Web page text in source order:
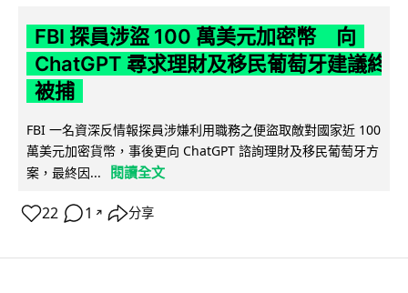
FBI 探員涉盜 100 萬美元加密幣 向
ChatGPT 尋求理財及移民葡萄牙建議終
被捕
FBI 一名資深反情報探員涉嫌利用職務之便盜取敵對國家近 100
萬美元加密貨幣，事後更向 ChatGPT 諮詢理財及移民葡萄牙方
案，最終因...
閱讀全文
22 1 ↗ 分享